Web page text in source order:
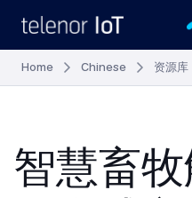
Home Chinese 资源库
智慧畜